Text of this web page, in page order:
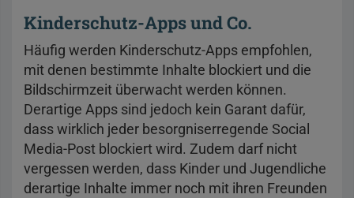
Kinderschutz-Apps und Co.
Häufig werden Kinderschutz-Apps empfohlen,
mit denen bestimmte Inhalte blockiert und die
Bildschirmzeit überwacht werden können.
Derartige Apps sind jedoch kein Garant dafür,
dass wirklich jeder besorgniserregende Social
Media-Post blockiert wird. Zudem darf nicht
vergessen werden, dass Kinder und Jugendliche
derartige Inhalte immer noch mit ihren Freunden